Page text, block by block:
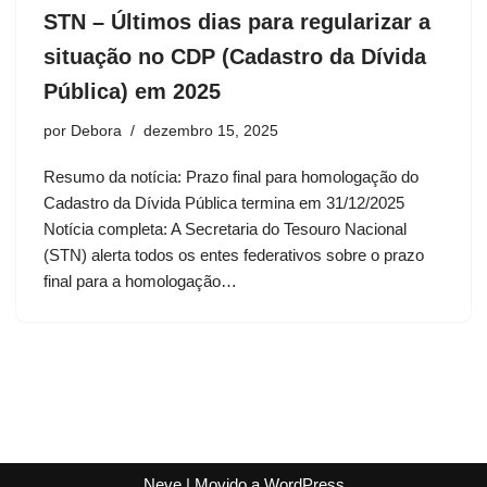
STN – Últimos dias para regularizar a
situação no CDP (Cadastro da Dívida
Pública) em 2025
por Debora dezembro 15, 2025
Resumo da notícia: Prazo final para homologação do
Cadastro da Dívida Pública termina em 31/12/2025
Notícia completa: A Secretaria do Tesouro Nacional
(STN) alerta todos os entes federativos sobre o prazo
final para a homologação…